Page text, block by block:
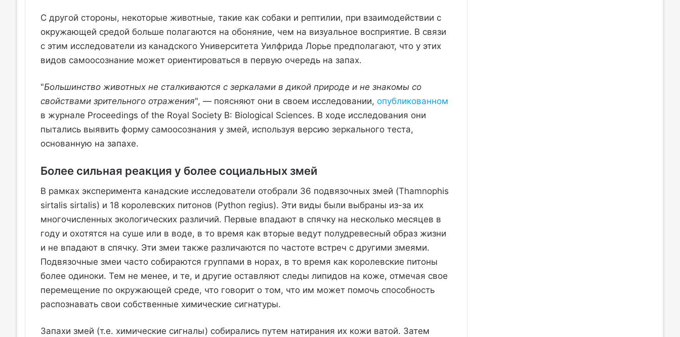
С другой стороны, некоторые животные, такие как собаки и рептилии, при взаимодействии с
окружающей средой больше полагаются на обоняние, чем на визуальное восприятие. В связи
с этим исследователи из канадского Университета Уилфрида Лорье предполагают, что у этих
видов самоосознание может ориентироваться в первую очередь на запах.
"Большинство животных не сталкиваются с зеркалами в дикой природе и не знакомы со
свойствами зрительного отражения", — поясняют они в своем исследовании, опубликованном
в журнале Proceedings of the Royal Society B: Biological Sciences. В ходе исследования они
пытались выявить форму самоосознания у змей, используя версию зеркального теста,
основанную на запахе.
Более сильная реакция у более социальных змей
В рамках эксперимента канадские исследователи отобрали 36 подвязочных змей (Thamnophis
sirtalis sirtalis) и 18 королевских питонов (Python regius). Эти виды были выбраны из-за их
многочисленных экологических различий. Первые впадают в спячку на несколько месяцев в
году и охотятся на суше или в воде, в то время как вторые ведут полудревесный образ жизни
и не впадают в спячку. Эти змеи также различаются по частоте встреч с другими змеями.
Подвязочные змеи часто собираются группами в норах, в то время как королевские питоны
более одиноки. Тем не менее, и те, и другие оставляют следы липидов на коже, отмечая свое
перемещение по окружающей среде, что говорит о том, что им может помочь способность
распознавать свои собственные химические сигнатуры.
Запахи змей (т.е. химические сигналы) собирались путем натирания их кожи ватой. Затем